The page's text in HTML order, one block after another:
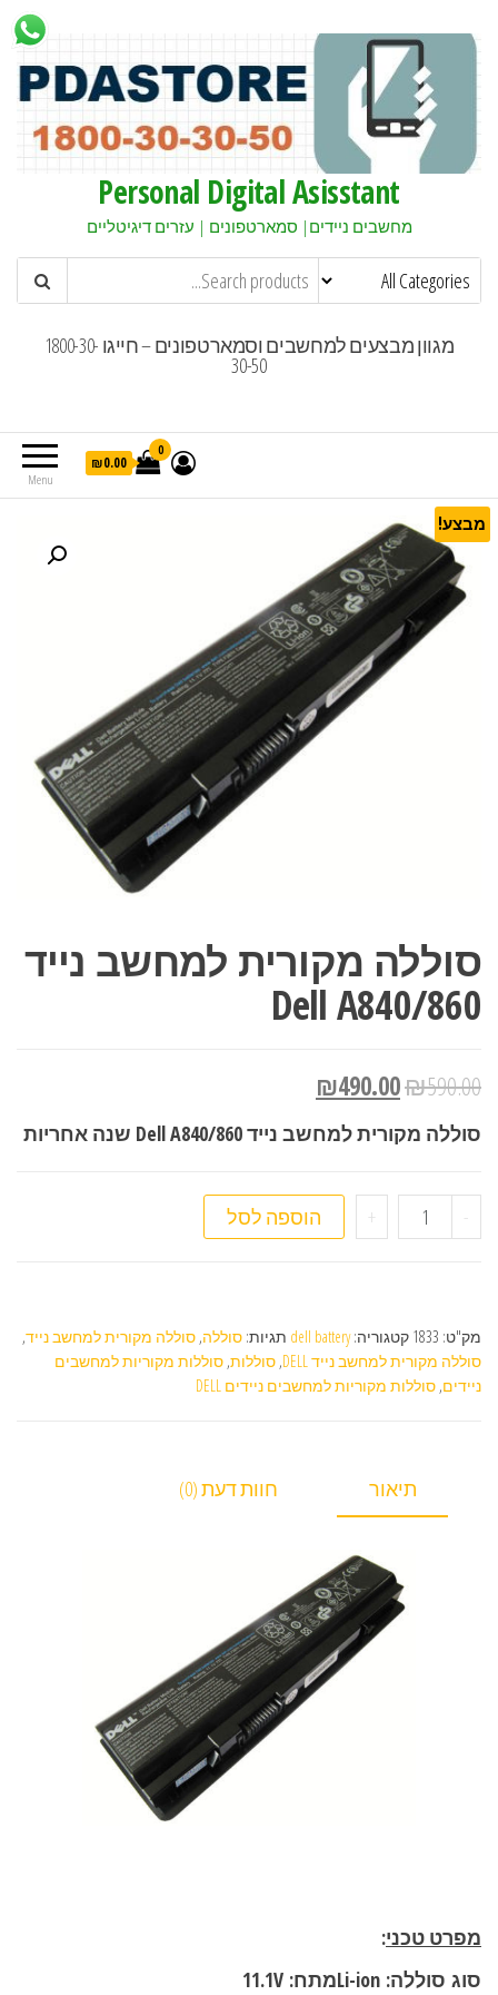
Personal Digital Asisstant
מחשבים ניידים| סמארטפונים | עזרים דיגיטליים
מגוון מבצעים למחשבים וסמארטפונים – חייגו 1800-30-
30-50
Menu
0
₪0.00
מבצע!
סוללה מקורית למחשב נייד
Dell A840/860
₪590.00
₪490.00
סוללה מקורית למחשב נייד Dell A840/860 שנה אחריות
- כמות של סוללה מקורית למחשב נייד Dell A840/860
+ הוספה לסל
מק"ט: 1833 קטגוריה:dell battery תגיות: סוללה, סוללה מקורית למחשב נייד,
סוללה מקורית למחשב נייד DELL
, סוללות, סוללות מקוריות למחשבים
ניידים, סוללות מקוריות למחשבים ניידים DELL
תיאור חוות דעת (0)
מפרט טכני:
סוג סוללה: Li-ionמתח: 11.1V